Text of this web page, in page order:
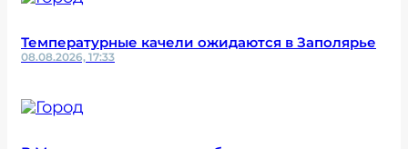
Температурные качели ожидаются в Заполярье
08.08.2026, 17:33